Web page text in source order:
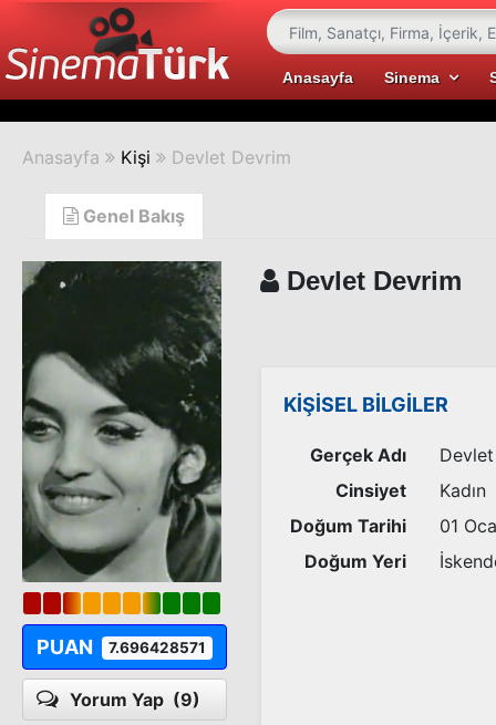
Anasayfa Sinema
Anasayfa Kişi Devlet Devrim
Genel Bakış
PUAN 7.696428571
Yorum Yap (9)
Devlet Devrim
KİŞİSEL BİLGİLER
Gerçek Adı
Cinsiyet
Kadın
Doğum Tarihi
01
Doğum Yeri